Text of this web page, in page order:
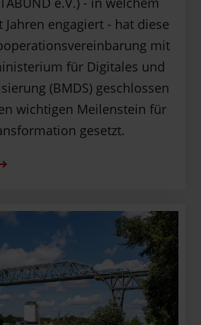
Jahren engagiert - hat diese
mit
für Digitales und
(BMDS) geschlossen
wichtigen Meilenstein für
gesetzt.